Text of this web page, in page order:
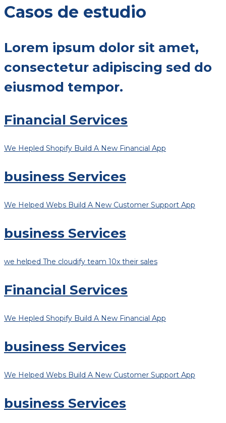
Casos de estudio
Lorem ipsum dolor sit amet,
consectetur adipiscing sed do
eiusmod tempor.
Financial Services
We Hepled Shopify Build A New Financial App
business Services
We Helped Webs Build A New Customer Support App
business Services
we helped The cloudify team 10x their sales
Financial Services
We Hepled Shopify Build A New Financial App
business Services
We Helped Webs Build A New Customer Support App
business Services